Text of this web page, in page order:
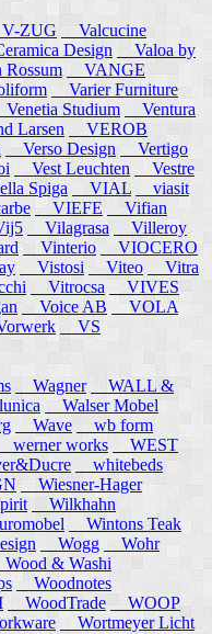
ZUG
Valcucine
Design
Valoa by
VANGE
Varier Furniture
Studium
Ventura
Larsen
VEROB
Verso Design
Vertigo
Vest Leuchten
Vestre
Spiga VIAL
viasit
VIEFE
Vifian
Vilagrasa
Villeroy
Vinterio
VIOCERO
Vistosi Viteo
Vitra
Vitrocsa
VIVES
Voice AB
VOLA
VS
Wagner
WALL &
Walser Mobel
Wave
wb form
werner works
WEST
whitebeds
Wiesner-Hager
Wilkhahn
Wintons Teak
Wogg
Wohr
& Washi
Woodnotes
WoodTrade
WOOP
Wortmeyer Licht